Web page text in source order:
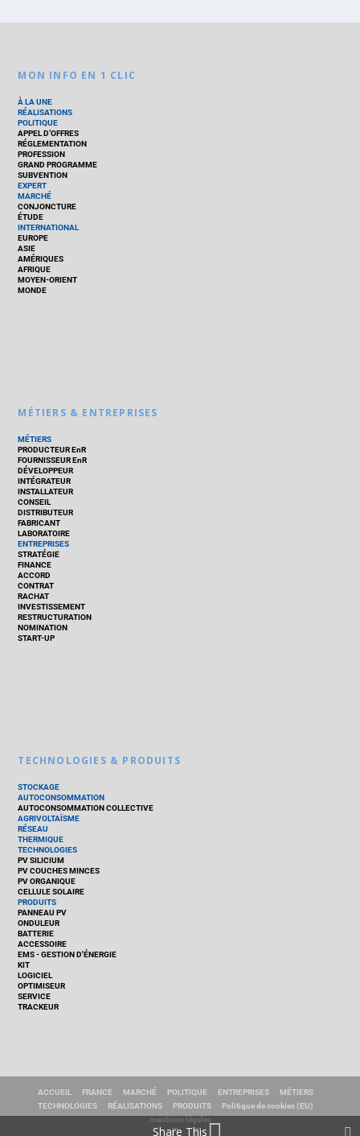
MON INFO EN 1 CLIC
À LA UNE
RÉALISATIONS
POLITIQUE
APPEL D’OFFRES
RÉGLEMENTATION
PROFESSION
GRAND PROGRAMME
SUBVENTION
EXPERT
MARCHÉ
CONJONCTURE
ÉTUDE
INTERNATIONAL
EUROPE
ASIE
AMÉRIQUES
AFRIQUE
MOYEN-ORIENT
MONDE
MÉTIERS & ENTREPRISES
MÉTIERS
PRODUCTEUR EnR
FOURNISSEUR EnR
DÉVELOPPEUR
INTÉGRATEUR
INSTALLATEUR
CONSEIL
DISTRIBUTEUR
FABRICANT
LABORATOIRE
ENTREPRISES
STRATÉGIE
FINANCE
ACCORD
CONTRAT
RACHAT
INVESTISSEMENT
RESTRUCTURATION
NOMINATION
START-UP
TECHNOLOGIES & PRODUITS
STOCKAGE
AUTOCONSOMMATION
AUTOCONSOMMATION COLLECTIVE
AGRIVOLTAÏSME
RÉSEAU
THERMIQUE
TECHNOLOGIES
PV SILICIUM
PV COUCHES MINCES
PV ORGANIQUE
CELLULE SOLAIRE
PRODUITS
PANNEAU PV
ONDULEUR
BATTERIE
ACCESSOIRE
EMS - GESTION D'ÉNERGIE
KIT
LOGICIEL
OPTIMISEUR
SERVICE
TRACKEUR
ACCUEIL FRANCE MARCHÉ POLITIQUE ENTREPRISES
MÉTIERS
TECHNOLOGIES
RÉALISATIONS PRODUITS
Politique de cookies (EU)
mentions légales
Share This